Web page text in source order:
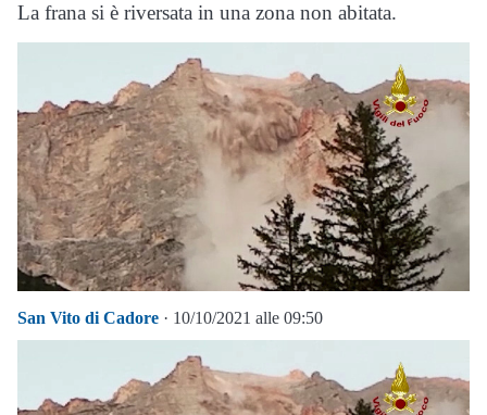
La frana si è riversata in una zona non abitata.
San Vito di Cadore · 10/10/2021 alle 09:50